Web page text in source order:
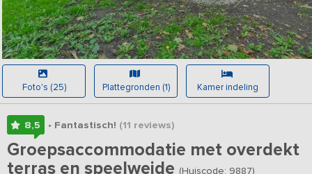
Foto's (25) Plattegronden (1) Kamer indeling
8,5 • Fantastisch! (11 reviews)
Groepsaccommodatie met overdekt
terras en speelweide (Huiscode: 9887)